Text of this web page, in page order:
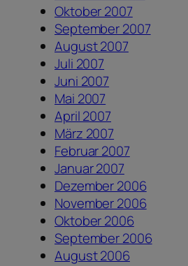
Oktober 2007
September 2007
August 2007
Juli 2007
Juni 2007
Mai 2007
April 2007
März 2007
Februar 2007
Januar 2007
Dezember 2006
November 2006
Oktober 2006
September 2006
August 2006